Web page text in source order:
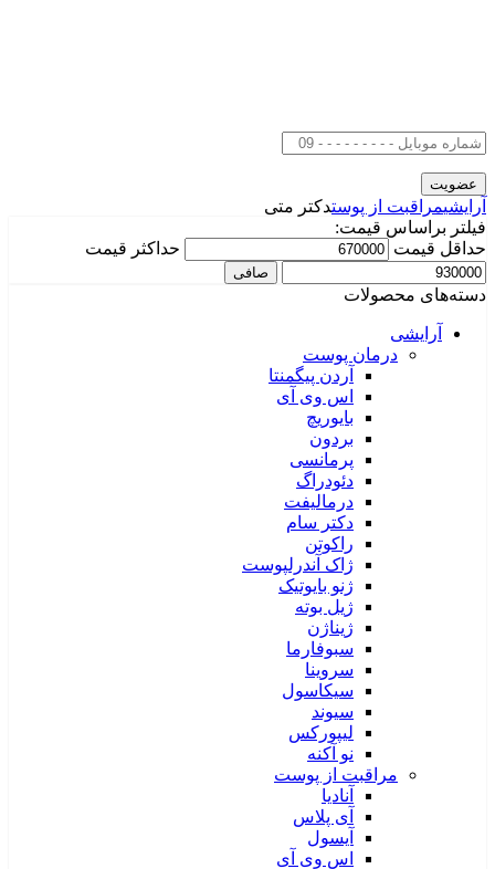
آرایشیمراقبت از پوستدکتر متی
فیلتر براساس قیمت:
حداقل قیمت
حداكثر قيمت
صافی
دسته‌های محصولات
آرایشی
درمان پوست
آردن پیگمنتا
اس وی آی
بایوریچ
بردون
پرمانسی
دئودراگ
درمالیفت
دکتر سام
راکوتن
ژاک آندرلپوست
ژنو بایوتیک
ژیل بوته
ژیناژن
سبوفارما
سروینا
سیکاسول
سیوند
لیپورکس
نو آکنه
مراقبت از پوست
آنادیا
آی پلاس
آیسول
اس وی آی